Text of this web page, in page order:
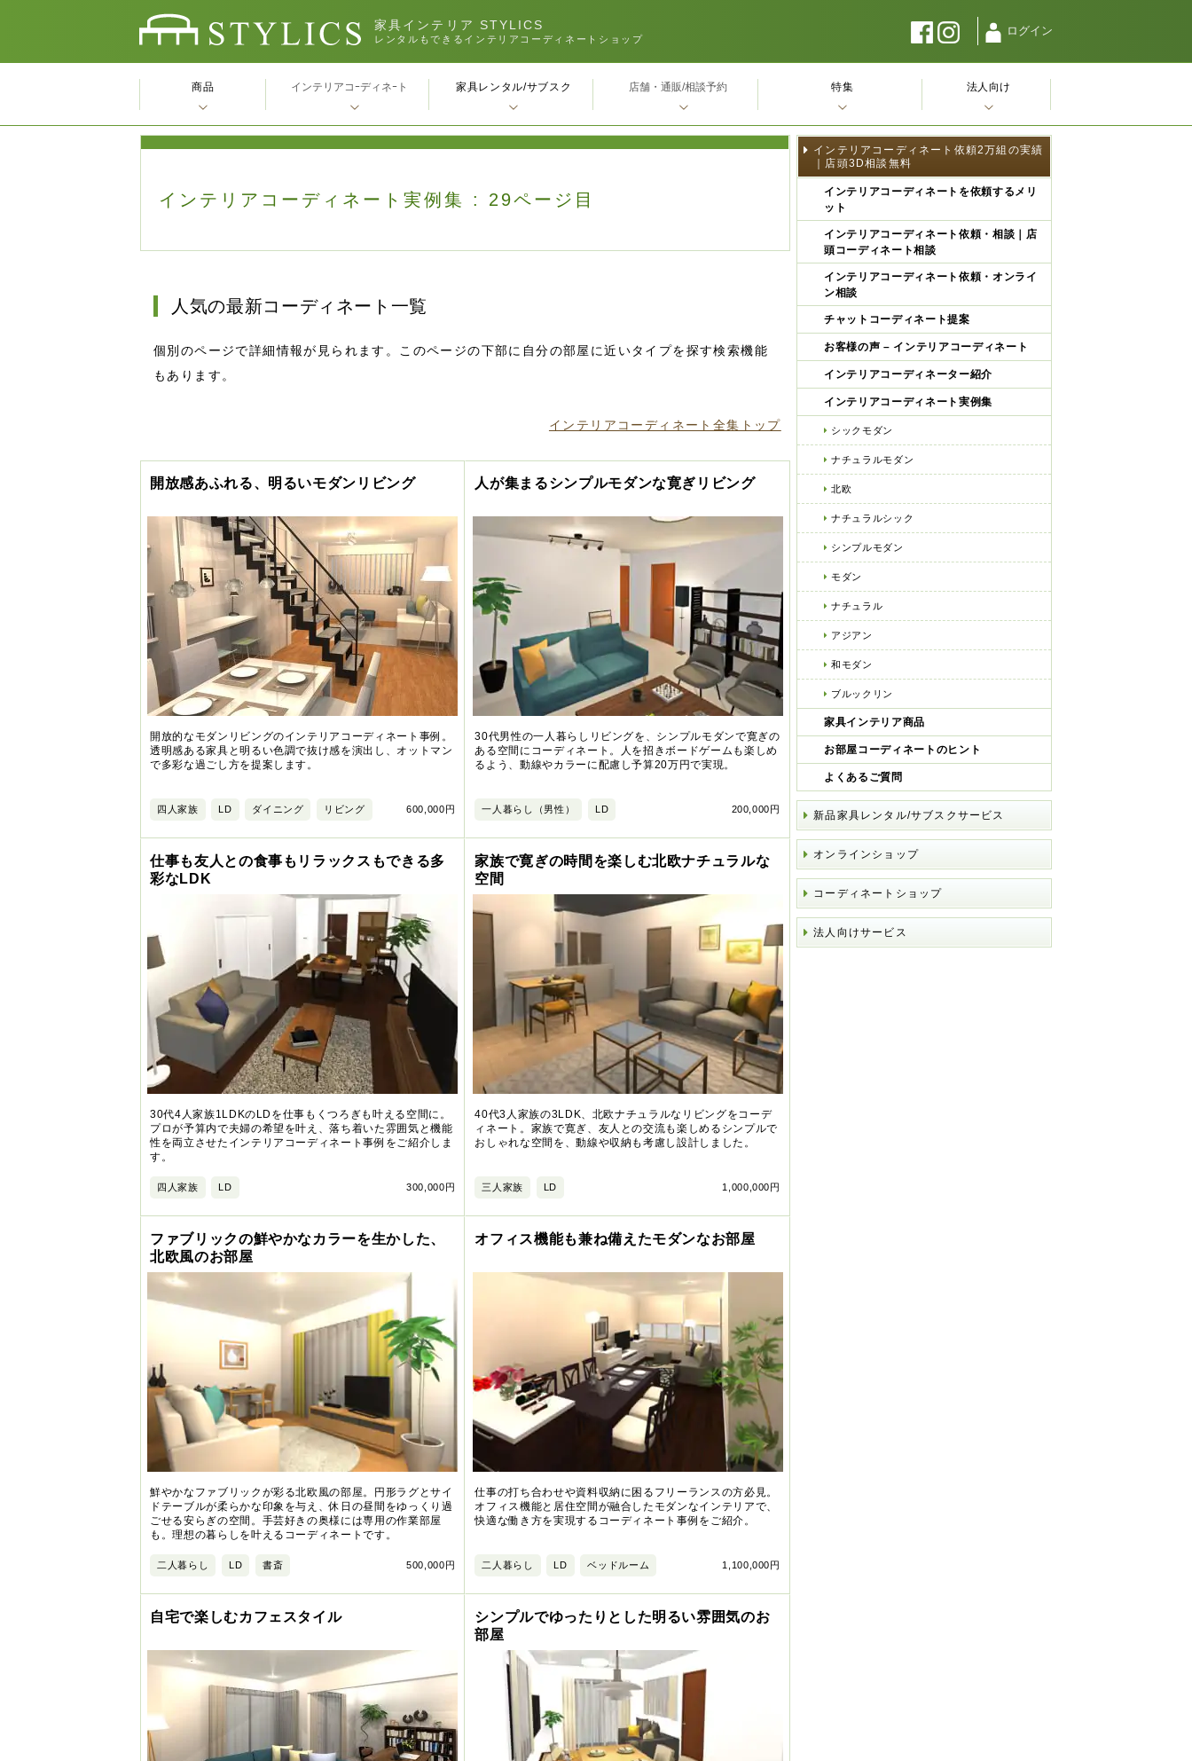
家具インテリア STYLICS
レンタルもできるインテリアコーディネートショップ
ログイン
インテリアコーディネート実例集 : 29ページ目
人気の最新コーディネート一覧
個別のページで詳細情報が見られます。このページの下部に自分の部屋に近いタイプを探す検索機能
もあります。
インテリアコーディネート全集トップ
開放感あふれる、明るいモダンリビング
開放的なモダンリビングのインテリアコーディネート事例。
透明感ある家具と明るい色調で抜け感を演出し、オットマン
で多彩な過ごし方を提案します。
600,000円
四人家族 LD ダイニング リビング
人が集まるシンプルモダンな寛ぎリビング
30代男性の一人暮らしリビングを、シンプルモダンで寛ぎの
ある空間にコーディネート。人を招きボードゲームも楽しめ
るよう、動線やカラーに配慮し予算20万円で実現。
200,000円
一人暮らし（男性） LD
仕事も友人との食事もリラックスもできる多
彩なLDK
30代4人家族1LDKのLDを仕事もくつろぎも叶える空間に。
プロが予算内で夫婦の希望を叶え、落ち着いた雰囲気と機能
性を両立させたインテリアコーディネート事例をご紹介しま
す。
300,000円
四人家族 LD
家族で寛ぎの時間を楽しむ北欧ナチュラルな
空間
40代3人家族の3LDK、北欧ナチュラルなリビングをコーデ
ィネート。家族で寛ぎ、友人との交流も楽しめるシンプルで
おしゃれな空間を、動線や収納も考慮し設計しました。
1,000,000円
三人家族 LD
ファブリックの鮮やかなカラーを生かした、
北欧風のお部屋
鮮やかなファブリックが彩る北欧風の部屋。円形ラグとサイ
ドテーブルが柔らかな印象を与え、休日の昼間をゆっくり過
ごせる安らぎの空間。手芸好きの奥様には専用の作業部屋
も。理想の暮らしを叶えるコーディネートです。
500,000円
二人暮らし LD 書斎
オフィス機能も兼ね備えたモダンなお部屋
仕事の打ち合わせや資料収納に困るフリーランスの方必見。
オフィス機能と居住空間が融合したモダンなインテリアで、
快適な働き方を実現するコーディネート事例をご紹介。
1,100,000円
二人暮らし LD ベッドルーム
自宅で楽しむカフェスタイル
シンプルでゆったりとした明るい雰囲気のお
部屋
インテリアコーディネート依頼2万組の実績
｜店頭3D相談無料
インテリアコーディネートを依頼するメリ
ット
インテリアコーディネート依頼・相談｜店
頭コーディネート相談
インテリアコーディネート依頼・オンライ
ン相談
チャットコーディネート提案
お客様の声 – インテリアコーディネート
インテリアコーディネーター紹介
インテリアコーディネート実例集
シックモダン
ナチュラルモダン
北欧
ナチュラルシック
シンプルモダン
モダン
ナチュラル
アジアン
和モダン
ブルックリン
家具インテリア商品
お部屋コーディネートのヒント
よくあるご質問
新品家具レンタル/サブスクサービス
オンラインショップ
コーディネートショップ
法人向けサービス
商品 インテリアコｰディネｰト 家具レンタル/サブスク 店舗・通販/相談予約 特集 法人向け